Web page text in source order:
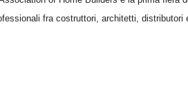
fra costruttori, architetti, distributori